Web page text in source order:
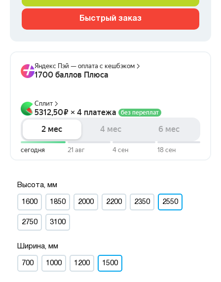
Быстрый заказ
Высота, мм
1600 1850 2000 2200 2350 2550
2750 3100
Ширина, мм
700 1000 1200 1500